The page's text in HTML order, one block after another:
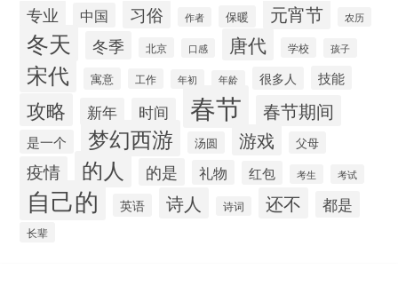
专业 中国 习俗 作者 保暖 元宵节 农历
冬天 冬季 北京 口感 唐代 学校 孩子
宋代 寓意 工作 年初 年龄 很多人 技能
攻略 新年 时间 春节 春节期间
是一个 梦幻西游 汤圆 游戏 父母
疫情 的人 的是 礼物 红包 考生 考试
自己的 英语 诗人 诗词 还不 都是
长辈